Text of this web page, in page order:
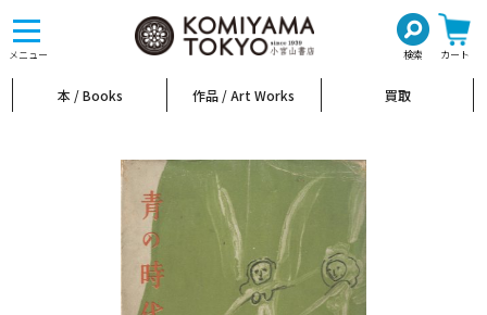
メニュー 検索 カート
toggle
navigation
本 / Books 作品 / Art Works 買取